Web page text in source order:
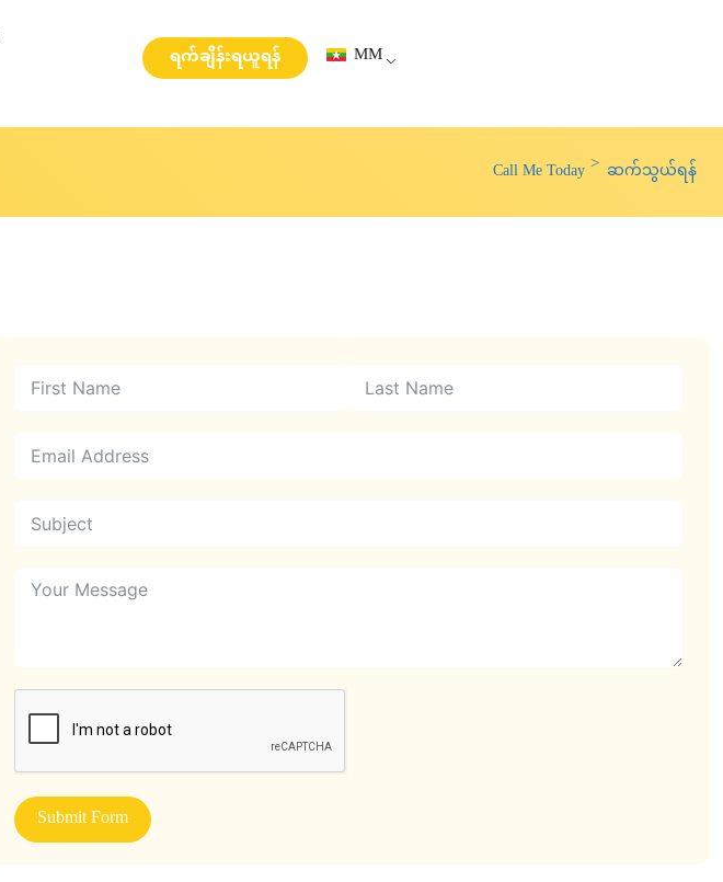
ရက်ချိန်းရယူရန် MM
Call Me Today ဆက်သွယ်ရန်
Submit Form